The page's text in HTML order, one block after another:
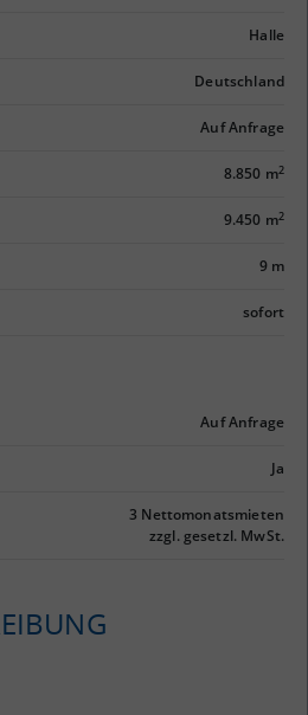
Halle
Deutschland
Auf Anfrage
8.850 m2
9.450 m2
9 m
sofort
Auf Anfrage
Ja
3 Nettomonatsmieten
zzgl. gesetzl. MwSt.